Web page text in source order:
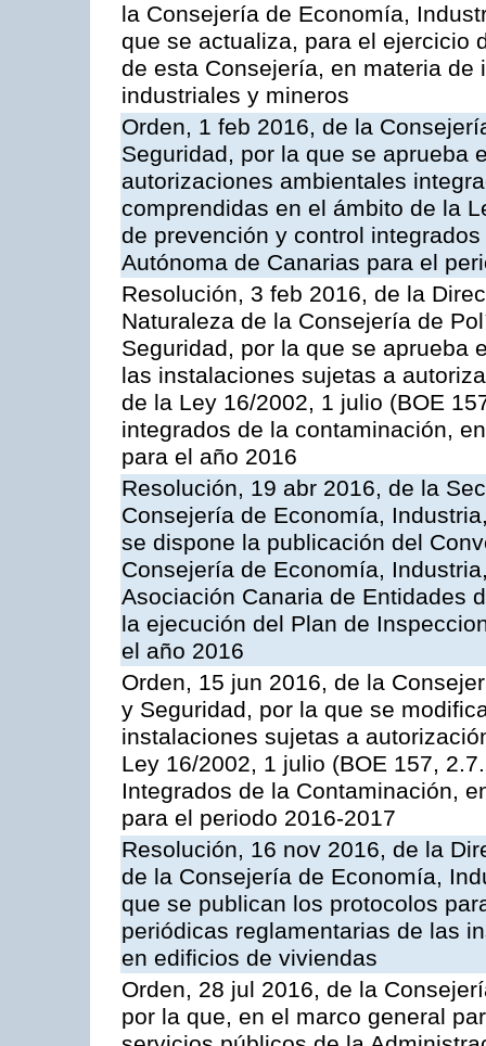
la Consejería de Economía,
que se actualiza, para el ejercicio
de esta Consejería, en materia
industriales y mineros
Orden, 1 feb 2016, de la
Seguridad, por la que se aprueba
autorizaciones ambientales
comprendidas en el ámbito de la
de prevención y control
Autónoma de Canarias para el
Resolución, 3 feb 2016, de la
Naturaleza de la Consejería de
Seguridad, por la que se aprueba
las instalaciones sujetas a
de la Ley 16/2002, 1 julio (BOE
integrados de la contaminación,
para el año 2016
Resolución, 19 abr 2016, de la
Consejería de Economía,
se dispone la publicación del
Consejería de Economía,
Asociación Canaria de Entidades
la ejecución del Plan de
el año 2016
Orden, 15 jun 2016, de la
y Seguridad, por la que se
instalaciones sujetas a
Ley 16/2002, 1 julio (BOE 157,
Integrados de la Contaminación,
para el periodo 2016-2017
Resolución, 16 nov 2016, de la
de la Consejería de Economía,
que se publican los protocolos
periódicas reglamentarias de las
en edificios de viviendas
Orden, 28 jul 2016, de la
por la que, en el marco general